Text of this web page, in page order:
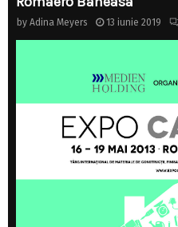
by Adina Meyers 13 iunie 2019